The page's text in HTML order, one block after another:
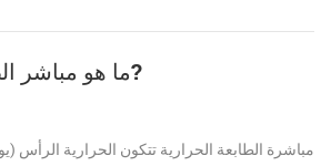
ما هو مباشر الطابعات الحرارية?